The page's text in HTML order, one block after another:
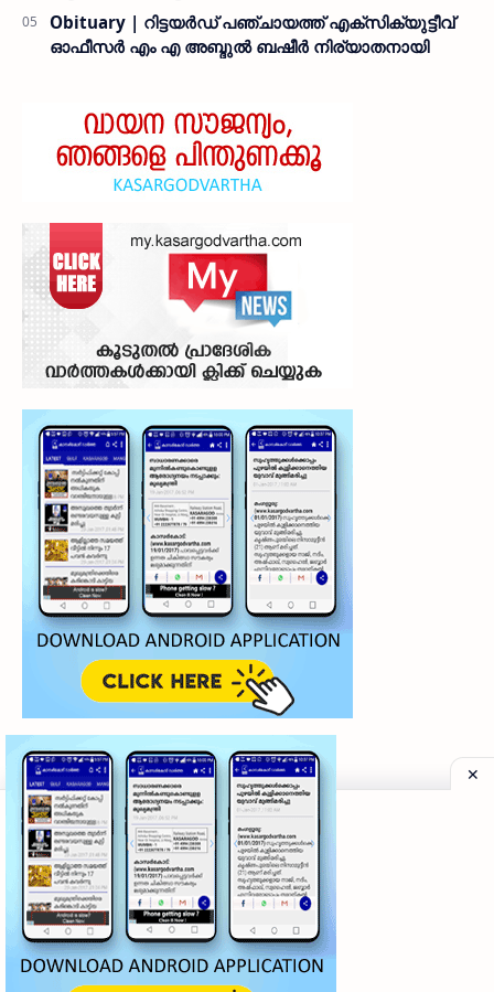
Obituary | റിട്ടയർഡ് പഞ്ചായത്ത് എക്സിക്യുട്ടീവ്
ഓഫീസർ എം എ അബ്ദുൽ ബഷീർ നിര്യാതനായി
©2026‧My Kasaragod Vartha | LATEST KASARAGOD
Privacy Policy
Grievance Redressal